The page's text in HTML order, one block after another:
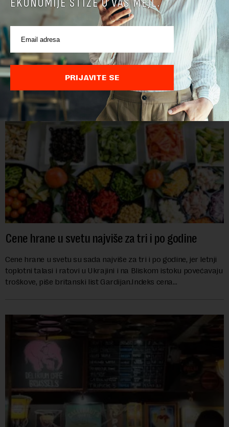
POVEZANI SADRŽAJI
Cene hrane u svetu najviše za tri i po godine
Cene hrane u svetu su sada najviše za tri i po godine, jer letnji
toplotni talasi i ratovi u Ukrajini i na Bliskom istoku povećavaju
troškove, piše britanski list Gardijan.Indeks cena
PRIJAVITE SE